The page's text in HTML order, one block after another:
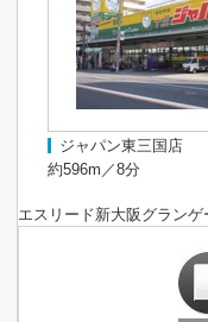
ジャパン東三国店
約596m／8分
エスリード新大阪グランゲ